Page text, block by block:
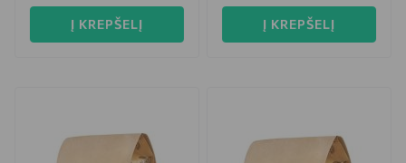
Į KREPŠELĮ Į KREPŠELĮ